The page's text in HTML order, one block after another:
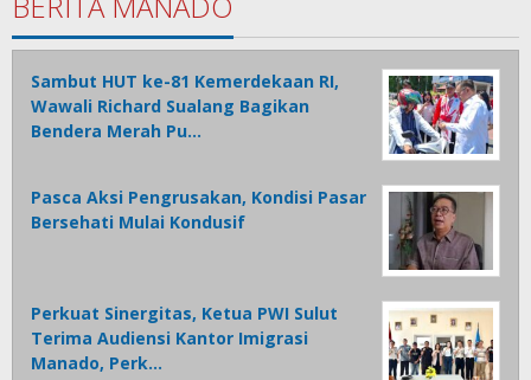
Sambut HUT ke-81 Kemerdekaan RI,
Wawali Richard Sualang Bagikan
Bendera Merah Pu…
Pasca Aksi Pengrusakan, Kondisi Pasar
Bersehati Mulai Kondusif
Perkuat Sinergitas, Ketua PWI Sulut
Terima Audiensi Kantor Imigrasi
Manado, Perk…